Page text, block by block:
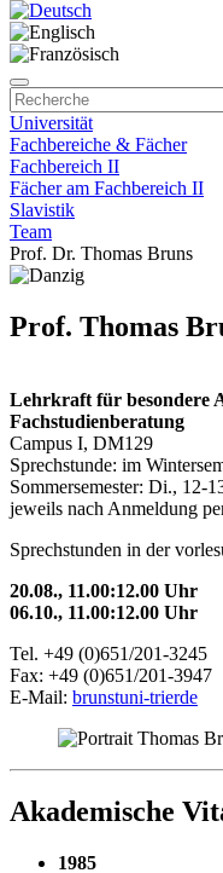
Universität
Fachbereiche & Fächer
Fachbereich II
Fächer am Fachbereich II
Slavistik
Team
Prof. Dr. Thomas Bruns
Prof. Thomas
Lehrkraft für besondere
Fachstudienberatung
Campus I, DM129
Sprechstunde: im
Sommersemester: Di., 12-
jeweils nach Anmeldung
Sprechstunden in der
20.08., 11.00:12.00 Uhr
06.10., 11.00:12.00 Uhr
Tel. +49 (0)651/201-3245
Fax: +49 (0)651/201-3947
E-Mail: brunstuni-trierde
Akademische
1985